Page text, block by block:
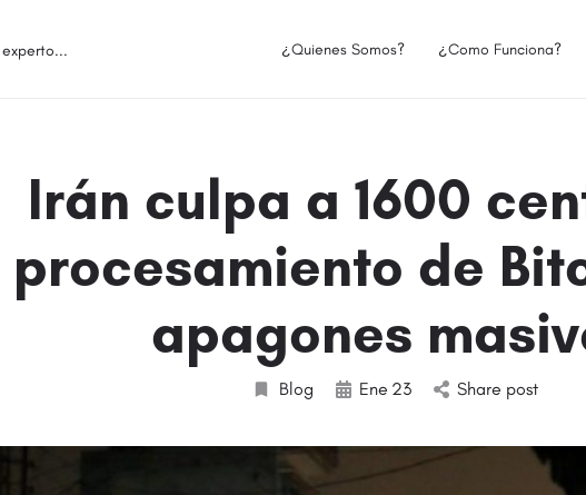
¿Quienes Somos? ¿Como Funciona?
Irán culpa a 1600
procesamiento de
apagones
Blog Ene 23 Share post